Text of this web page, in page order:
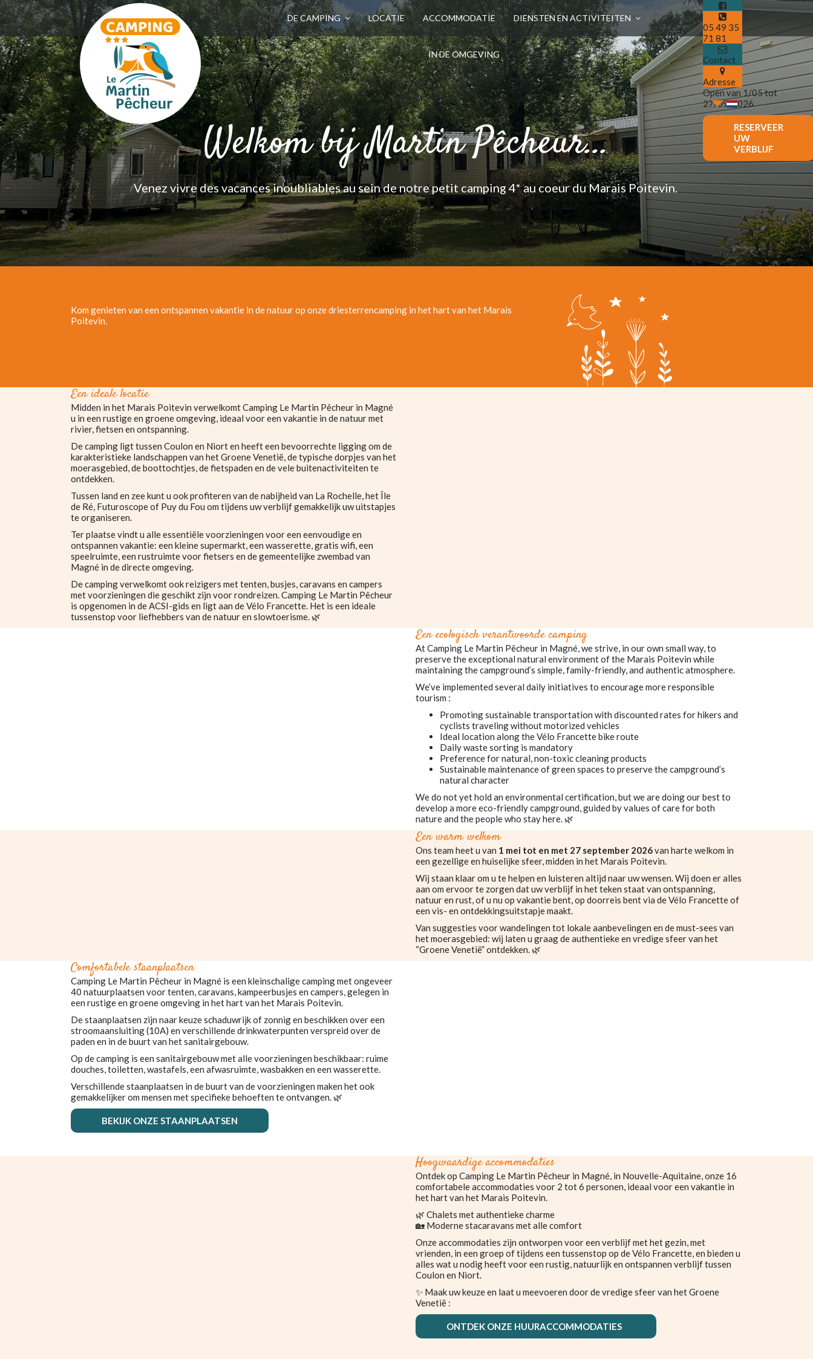
DE CAMPING LOCATIE ACCOMMODATIE DIENSTEN EN ACTIVITEITEN
IN DE OMGEVING
05 49 35
71 81
Contact
Adresse
Open van 1/05 tot
27/09/2026
RESERVEER
UW
VERBLIJF
Welkom bij Martin Pêcheur...
Venez vivre des vacances inoubliables au sein de notre petit camping 4* au coeur du Marais Poitevin.
Kom genieten van een ontspannen vakantie in de natuur op onze driesterrencamping in het hart van het Marais
Poitevin.
Een ideale locatie
Midden in het Marais Poitevin verwelkomt Camping Le Martin Pêcheur in Magné
u in een rustige en groene omgeving, ideaal voor een vakantie in de natuur met
rivier, fietsen en ontspanning.
De camping ligt tussen Coulon en Niort en heeft een bevoorrechte ligging om de
karakteristieke landschappen van het Groene Venetië, de typische dorpjes van het
moerasgebied, de boottochtjes, de fietspaden en de vele buitenactiviteiten te
ontdekken.
Tussen land en zee kunt u ook profiteren van de nabijheid van La Rochelle, het Île
de Ré, Futuroscope of Puy du Fou om tijdens uw verblijf gemakkelijk uw uitstapjes
te organiseren.
Ter plaatse vindt u alle essentiële voorzieningen voor een eenvoudige en
ontspannen vakantie: een kleine supermarkt, een wasserette, gratis wifi, een
speelruimte, een rustruimte voor fietsers en de gemeentelijke zwembad van
Magné in de directe omgeving.
De camping verwelkomt ook reizigers met tenten, busjes, caravans en campers
met voorzieningen die geschikt zijn voor rondreizen. Camping Le Martin Pêcheur
is opgenomen in de ACSI-gids en ligt aan de Vélo Francette. Het is een ideale
tussenstop voor liefhebbers van de natuur en slowtoerisme. 🌿
Een ecologisch verantwoorde camping
At Camping Le Martin Pêcheur in Magné, we strive, in our own small way, to
preserve the exceptional natural environment of the Marais Poitevin while
maintaining the campground’s simple, family-friendly, and authentic atmosphere.
We’ve implemented several daily initiatives to encourage more responsible
tourism :
Promoting sustainable transportation with discounted rates for hikers and
cyclists traveling without motorized vehicles
Ideal location along the Vélo Francette bike route
Daily waste sorting is mandatory
Preference for natural, non-toxic cleaning products
Sustainable maintenance of green spaces to preserve the campground’s
natural character
We do not yet hold an environmental certification, but we are doing our best to
develop a more eco-friendly campground, guided by values of care for both
nature and the people who stay here. 🌿
Een warm welkom
Ons team heet u van 1 mei tot en met 27 september 2026van harte welkom in
een gezellige en huiselijke sfeer, midden in het Marais Poitevin.
Wij staan klaar om u te helpen en luisteren altijd naar uw wensen. Wij doen er alles
aan om ervoor te zorgen dat uw verblijf in het teken staat van ontspanning,
natuur en rust, of u nu op vakantie bent, op doorreis bent via de Vélo Francette of
een vis- en ontdekkingsuitstapje maakt.
Van suggesties voor wandelingen tot lokale aanbevelingen en de must-sees van
het moerasgebied: wij laten u graag de authentieke en vredige sfeer van het
“Groene Venetië” ontdekken. 🌿
Comfortabele staanplaatsen
Camping Le Martin Pêcheur in Magné is een kleinschalige camping met ongeveer
40 natuurplaatsen voor tenten, caravans, kampeerbusjes en campers, gelegen in
een rustige en groene omgeving in het hart van het Marais Poitevin.
De staanplaatsen zijn naar keuze schaduwrijk of zonnig en beschikken over een
stroomaansluiting (10A) en verschillende drinkwaterpunten verspreid over de
paden en in de buurt van het sanitairgebouw.
Op de camping is een sanitairgebouw met alle voorzieningen beschikbaar: ruime
douches, toiletten, wastafels, een afwasruimte, wasbakken en een wasserette.
Verschillende staanplaatsen in de buurt van de voorzieningen maken het ook
gemakkelijker om mensen met specifieke behoeften te ontvangen. 🌿
BEKIJK ONZE STAANPLAATSEN
Hoogwaardige accommodaties
Ontdek op Camping Le Martin Pêcheur in Magné, in Nouvelle-Aquitaine, onze 16
comfortabele accommodaties voor 2 tot 6 personen, ideaal voor een vakantie in
het hart van het Marais Poitevin.
🌿 Chalets met authentieke charme
🏡 Moderne stacaravans met alle comfort
Onze accommodaties zijn ontworpen voor een verblijf met het gezin, met
vrienden, in een groep of tijdens een tussenstop op de Vélo Francette, en bieden u
alles wat u nodig heeft voor een rustig, natuurlijk en ontspannen verblijf tussen
Coulon en Niort.
✨ Maak uw keuze en laat u meevoeren door de vredige sfeer van het Groene
Venetië :
ONTDEK ONZE HUURACCOMMODATIES